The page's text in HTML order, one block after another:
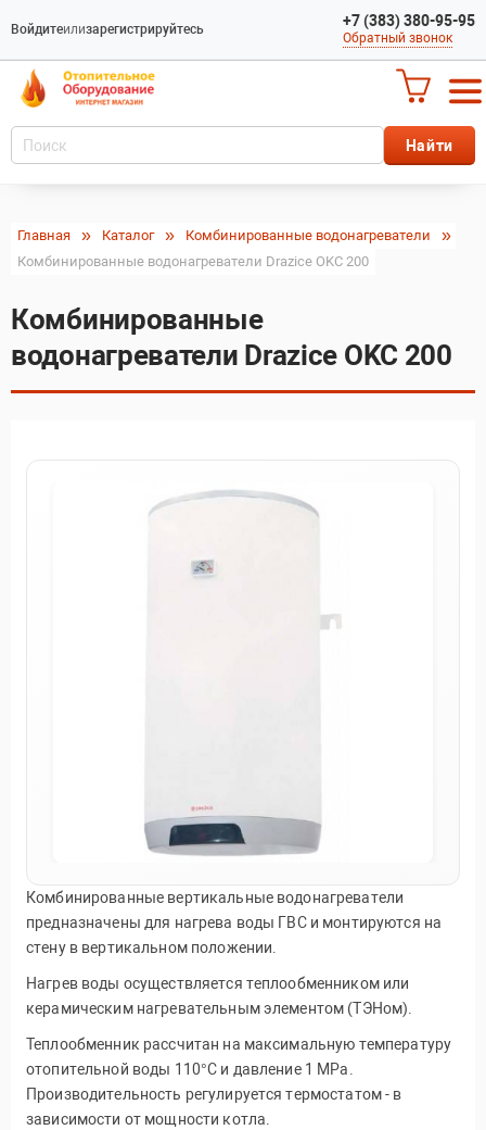
Войдитеилизарегистрируйтесь +7 (383) 380-95-95
Обратный звонок
Главная Каталог
Комбинированные водонагреватели
Комбинированные водонагреватели Drazice OKC 200
Комбинированные
водонагреватели Drazice OKC 200
Комбинированные вертикальные водонагреватели
предназначены для нагрева воды ГВС и монтируются на
стену в вертикальном положении.
Нагрев воды осуществляется теплообменником или
керамическим нагревательным элементом (ТЭНом).
Теплообменник рассчитан на максимальную температуру
отопительной воды 110°C и давление 1 MPa.
Производительность регулируется термостатом - в
зависимости от мощности котла.